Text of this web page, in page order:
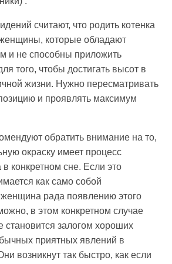
считают, что родить котенка
женщины, которые обладают
и не способны приложить
того, чтобы достигать высот в
жизни. Нужно пересматривать
и проявлять максимум
обратить внимание на то,
окраску имеет процесс
конкретном сне. Если это
как само собой
рада появлению этого
в этом конкретном случае
становится залогом хороших
приятных явлений в
возникнут так быстро, как если